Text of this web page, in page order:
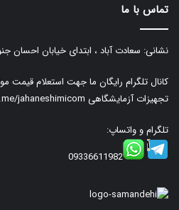
تماس با ما
نشانی: سعادت آباد ، ابتدای خیابان احسان
کانال تلگرام رایگان ما جهت استعلام قیمت
تجهیزات آزمایشگاهی jahaneshimicom
تلگرام و واتساپ:
09336611982